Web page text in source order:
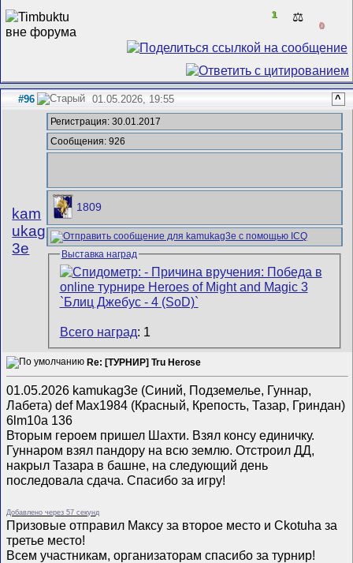
1 ⚖️
0
#96 01.05.2026, 19:55 ^
kam
ukag
3e
Регистрация: 30.01.2017
Сообщения: 926
1809
Выставка наград
Всего наград: 1
Re: [ТУРНИР] Tru Herose
01.05.2026 kamukag3e (Синий, Подземелье, Гуннар,
Лабета) def Max1984 (Красный, Крепость, Тазар, Гриндан)
6lm10a 136
Вторым героем пришел Шахти. Взял консу единичку.
Гуннаром взял пандору на всю землю. Отстроил ДД,
накрыл Тазара в башне, на следующий день
последовала сдача. Спасибо за игру!
Добавлено через 57 секунд
Призовые отправил Максу за второе место и Ckotuha за
третье место!
Всем участникам, организаторам спасибо за турнир!